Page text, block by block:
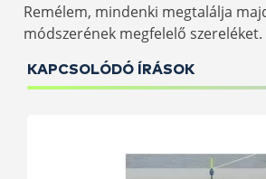
Remélem, mindenki megtalálja
módszerének megfelelő szereléket.
KAPCSOLÓDÓ ÍRÁSOK